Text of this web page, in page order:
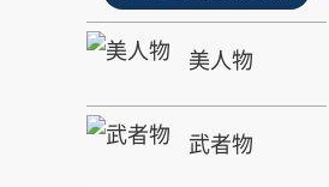
美人物
武者物